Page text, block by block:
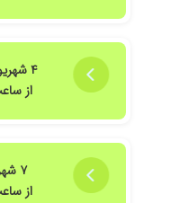
۴ شهریور (چهارشنبه)
از ساعت ۱۷
۷ شهریور (شنبه)
از ساعت ۱۷